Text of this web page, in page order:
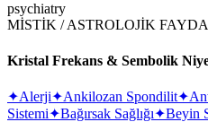
psychiatry
MİSTİK / ASTROLOJİK
Kristal Frekans & Sembolik
✦Alerji✦Ankilozan Spondilit✦
Sistemi✦Bağırsak Sağlığı✦Beyin